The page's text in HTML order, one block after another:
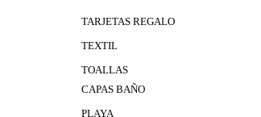
TARJETAS REGALO
TEXTIL
TOALLAS
CAPAS BAÑO
PLAYA